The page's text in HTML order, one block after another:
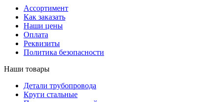
Ассортимент
Как заказать
Наши цены
Оплата
Реквизиты
Политика безопасности
Наши товары
Детали трубопровода
Круги стальные